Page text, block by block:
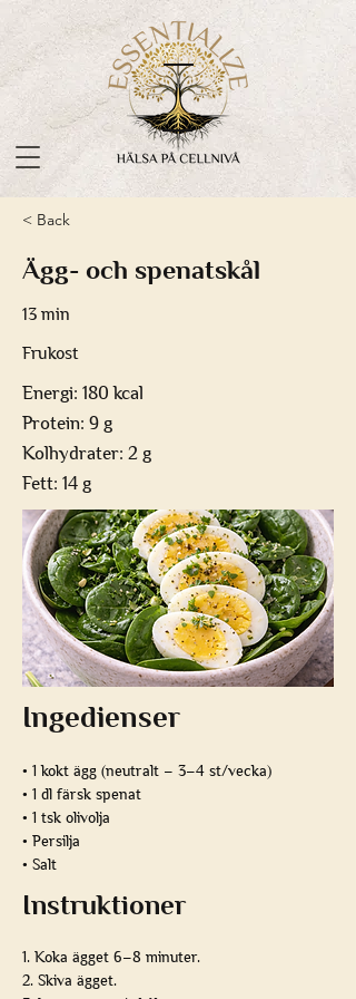
< Back
Ägg- och spenatskål
13 min
Frukost
Energi: 180 kcal
Protein: 9 g
Kolhydrater: 2 g
Fett: 14 g
Ingedienser
• 1 kokt ägg (neutralt – 3–4 st/vecka)
• 1 dl färsk spenat
• 1 tsk olivolja
• Persilja
• Salt
Instruktioner
1. Koka ägget 6–8 minuter.
2. Skiva ägget.